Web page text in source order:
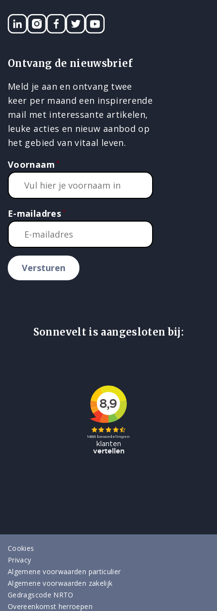
LinkedINInstagram
Facebook
TwitterYouTube
Ontvang de nieuwsbrief
Meld je aan en ontvang twee
keer per maand een inspirerende
mail met interessante artikelen,
leuke acties en nieuw aanbod op
het gebied van vitaal leven.
Voornaam
E-mailadres
Versturen
Sonnevelt is aangesloten bij:
Cookies
Privacy
Algemene voorwaarden particulier
Algemene voorwaarden zakelijk
Gedragscode NRTO
Overeenkomst herroepen